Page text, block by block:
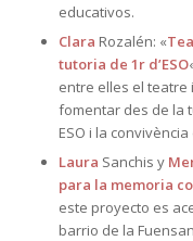
educativos.
Clara Rozalén: «
tutoria de 1r d’ESO
entre elles el teatre
fomentar des de la
ESO i la
Laura Sanchis y
para la memoria
este proyecto es
barrio de la